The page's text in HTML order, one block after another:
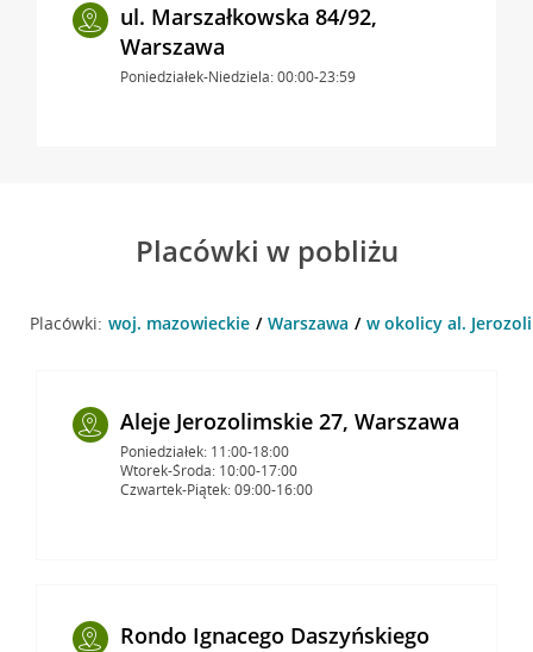
ul. Marszałkowska 84/92,
Warszawa
Poniedziałek-Niedziela: 00:00-23:59
Placówki w pobliżu
Placówki: woj. mazowieckie Warszawa w okolicy al.
Aleje Jerozolimskie 27, Warszawa
Poniedziałek: 11:00-18:00
Wtorek-Środa: 10:00-17:00
Czwartek-Piątek: 09:00-16:00
Rondo Ignacego Daszyńskiego